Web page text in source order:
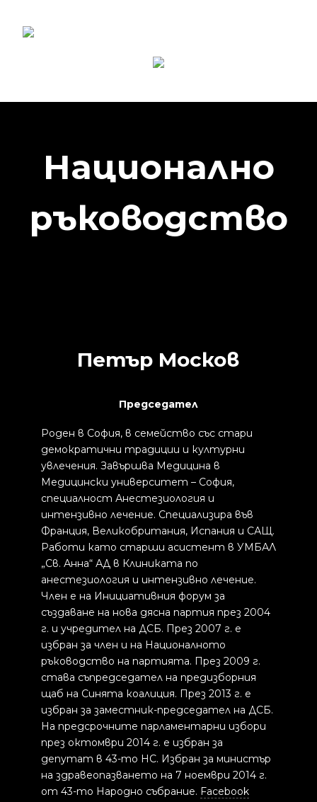
Национално
ръководство
Петър Москов
Председател
Роден в София, в семейство със стари
демократични традиции и културни
увлечения. Завършва Медицина в
Медицински университет – София,
специалност Анестезиология и
интензивно лечение. Специализира във
Франция, Великобритания, Испания и САЩ.
Работи като старши асистент в УМБАЛ
„Св. Анна“ АД в Клиниката по
анестезиология и интензивно лечение.
Член е на Инициативния форум за
създаване на нова дясна партия през 2004
г. и учредител на ДСБ. През 2007 г. е
избран за член и на Националното
ръководство на партията. През 2009 г.
става съпредседател на предизборния
щаб на Синята коалиция. През 2013 г. е
избран за заместник-председател на ДСБ.
На предсрочните парламентарни избори
през октомври 2014 г. е избран за
депутат в 43-то НС. Избран за министър
на здравеопазването на 7 ноември 2014 г.
от 43-то Народно събрание. Facebook